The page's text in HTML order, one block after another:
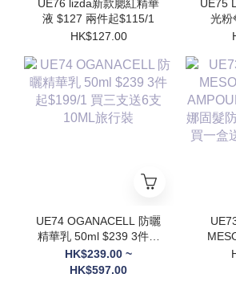
UE76 lizda新款腮紅精華
液 $127 兩件起$115/1
HK$127.00
UE75
光粉
UE74 OGANACELL 防曬
精華乳 50ml $239 3件起
$199/1 買三支送6支
10ML旅行裝
HK$239.00 ~
HK$597.00